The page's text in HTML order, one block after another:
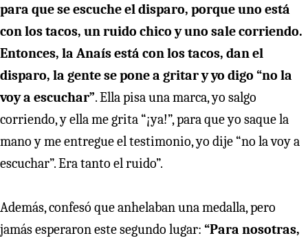
para que se escuche el disparo, porque uno está
con los tacos, un ruido chico y uno sale corriendo.
Entonces, la Anaís está con los tacos, dan el
disparo, la gente se pone a gritar y yo digo “no la
voy a escuchar”. Ella pisa una marca, yo salgo
corriendo, y ella me grita “¡ya!”, para que yo saque la
mano y me entregue el testimonio, yo dije “no la voy a
escuchar”. Era tanto el ruido”.
Además, confesó que anhelaban una medalla, pero
jamás esperaron este segundo lugar: “Para nosotras,